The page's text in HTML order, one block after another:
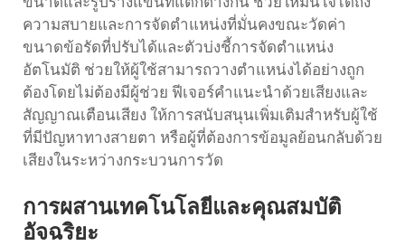
ความสบายและการจัดตำแหน่งที่มั่นคงขณะวัดค่า
ขนาดข้อรัดที่ปรับได้และตัวบ่งชี้การจัดตำแหน่ง
อัตโนมัติ ช่วยให้ผู้ใช้สามารถวางตำแหน่งได้อย่างถูก
ต้องโดยไม่ต้องมีผู้ช่วย ฟีเจอร์คำแนะนำด้วยเสียงและ
สัญญาณเตือนเสียง ให้การสนับสนุนเพิ่มเติมสำหรับผู้ใช้
ที่มีปัญหาทางสายตา หรือผู้ที่ต้องการข้อมูลย้อนกลับด้วย
เสียงในระหว่างกระบวนการวัด
การผสานเทคโนโลยีและคุณสมบัติ
อัจฉริยะ